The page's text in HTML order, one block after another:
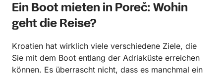
Ein Boot mieten in Poreč: Wohin
geht die Reise?
Kroatien hat wirklich viele verschiedene Ziele, die
Sie mit dem Boot entlang der Adriaküste erreichen
können. Es überrascht nicht, dass es manchmal ein